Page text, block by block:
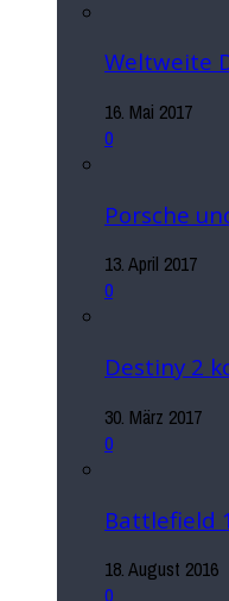
Weltweite
16. Mai 2017
0
Porsche
13. April 2017
0
Destiny 2
30. März 2017
0
Battlefield
18. August 2016
0